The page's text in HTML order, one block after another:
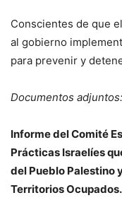
Conscientes de que
al gobierno
para prevenir y
Documentos adjuntos:
Informe del Comité
Prácticas Israelíes
del Pueblo Palestino
Territorios Ocupados.